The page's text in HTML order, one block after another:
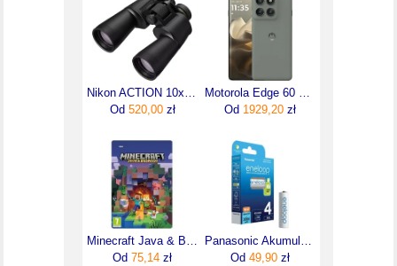
Nikon ACTION 10x50 (BAA973WA)
Od 520,00zł
Motorola Edge 60 Pro 12/512GB Szary
Od 1929,20 zł
Minecraft Java & Bedrock Edition (Digital)
Od 75,14 zł
Panasonic Akumulator Eneloop Aa (Lr6) 2000Mah /4Szt
Od 49,90 zł